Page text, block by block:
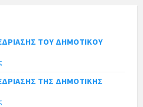
ΤΟΥ ΔΗΜΟΤΙΚΟΥ
ΤΗΣ ΔΗΜΟΤΙΚΗΣ